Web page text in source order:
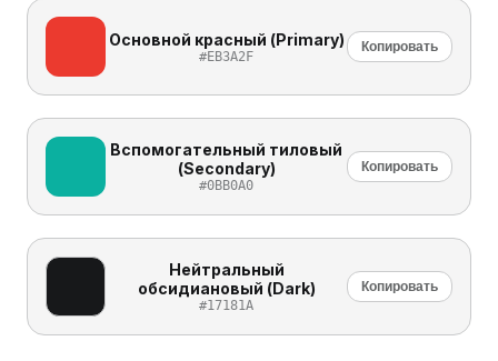
Основной красный (Primary)
#EB3A2F
Копировать
Вспомогательный тиловый
(Secondary)
#0BB0A0
Копировать
Нейтральный
обсидиановый (Dark)
#17181A
Копировать